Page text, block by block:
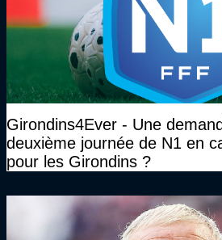
Girondins4Ever - Une
deuxième journée de N1 en
pour les Girondins ?